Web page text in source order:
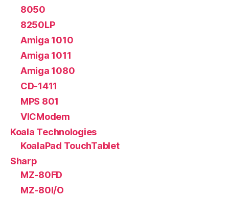
8050
8250LP
Amiga 1010
Amiga 1011
Amiga 1080
CD-1411
MPS 801
VICModem
Koala Technologies
KoalaPad TouchTablet
Sharp
MZ-80FD
MZ-80I/O